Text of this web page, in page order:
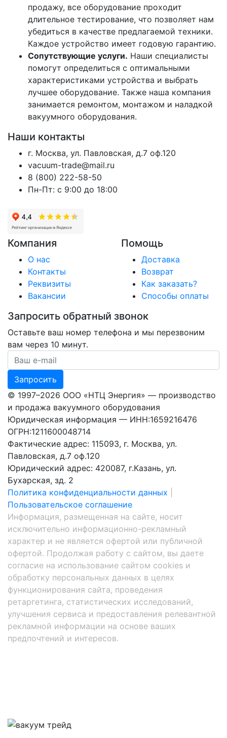
продажу, все оборудование проходит
длительное тестирование, что позволяет нам
убедиться в качестве предлагаемой техники.
Каждое устройство имеет годовую гарантию.
Сопутствующие услуги. Наши специалисты
помогут определиться с оптимальными
характеристиками устройства и выбрать
лучшее оборудование. Также наша компания
занимается ремонтом, монтажом и наладкой
вакуумного оборудования.
Наши контакты
г. Москва, ул. Павловская, д.7 оф.120
vacuum-trade@mail.ru
8 (800) 222-58-50
Пн-Пт: с 9:00 до 18:00
Компания
О нас
Контакты
Реквизиты
Вакансии
Помощь
Доставка
Возврат
Как заказать?
Способы оплаты
Запросить обратный звонок
Оставьте ваш номер телефона и мы перезвоним
вам через 10 минут.
Ваш номер телефона
Запросить
© 1997–2026 ООО «НТЦ Энергия» — производство
и продажа вакуумного оборудования
Юридическая информация — ИНН:1659216476
ОГРН:1211600048714
Фактические адрес: 115093, г. Москва, ул.
Павловская, д.7 оф.120
Юридический адрес: 420087, г.Казань, ул.
Бухарская, зд. 2
Политика конфиденциальности данных
Пользовательское соглашение
Информация, размещенная на сайте, носит
исключительно информационно-рекламный
характер и не является офертой или публичной
офертой. Продолжая работу с сайтом, вы даете
согласие на использование сайтом cookies и
обработку персональных данных в целях
функционирования сайта, проведения
ретаргетинга, статистических исследований,
улучшения сервиса и предоставления релевантной
рекламной информации на основе ваших
предпочтений и интересов.